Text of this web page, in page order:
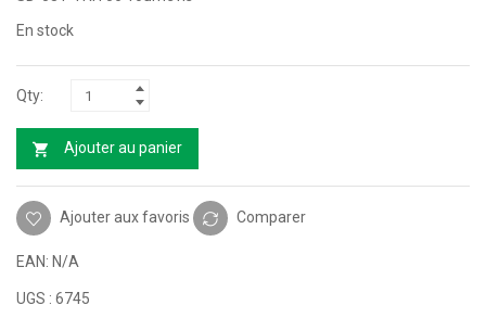
En stock
Ajouter au panier
Ajouter aux favoris Comparer
EAN: N/A
UGS : 6745